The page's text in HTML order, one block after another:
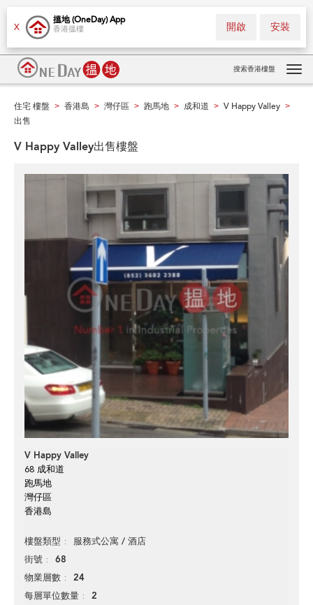
X
搵地 (OneDay) App
香港搵樓 安裝
開啟
搜索香港樓盤
住宅 樓盤 > 香港島 > 灣仔區 > 跑馬地 > 成和道 > V Happy Valley >
出售
V Happy Valley出售樓盤
V Happy Valley
68 成和道
跑馬地
灣仔區
香港島
樓盤類型 服務式公寓 / 酒店
街號 68
物業層數 24
每層單位數量 2